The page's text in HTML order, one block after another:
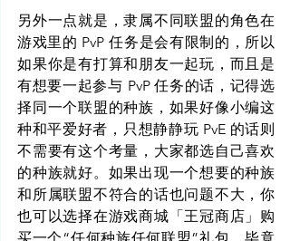
另外一点就是，隶属不同联盟的角色在
游戏里的 PvP 任务是会有限制的，所以
如果你是有打算和朋友一起玩，而且是
有想要一起参与 PvP 任务的话，记得选
择同一个联盟的种族，如果好像小编这
种和平爱好者，只想静静玩 PvE 的话则
不需要有这个考量，大家都选自己喜欢
的种族就好。如果出现一个想要的种族
和所属联盟不符合的话也问题不大，你
也可以选择在游戏商城「王冠商店」购